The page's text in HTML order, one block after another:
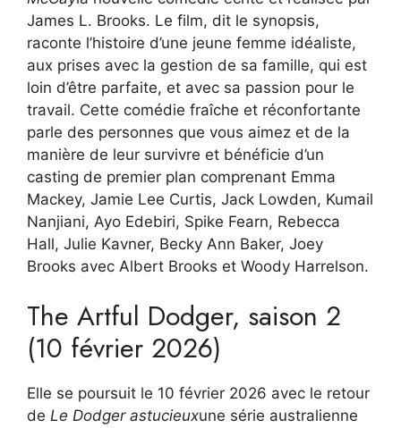
James L. Brooks. Le film, dit le synopsis,
raconte l’histoire d’une jeune femme idéaliste,
aux prises avec la gestion de sa famille, qui est
loin d’être parfaite, et avec sa passion pour le
travail. Cette comédie fraîche et réconfortante
parle des personnes que vous aimez et de la
manière de leur survivre et bénéficie d’un
casting de premier plan comprenant Emma
Mackey, Jamie Lee Curtis, Jack Lowden, Kumail
Nanjiani, Ayo Edebiri, Spike Fearn, Rebecca
Hall, Julie Kavner, Becky Ann Baker, Joey
Brooks avec Albert Brooks et Woody Harrelson.
The Artful Dodger, saison 2
(10 février 2026)
Elle se poursuit le 10 février 2026 avec le retour
de Le Dodger astucieuxune série australienne